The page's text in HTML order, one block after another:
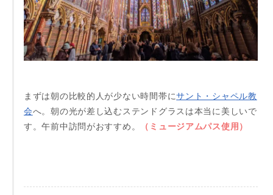
まずは朝の比較的人が少ない時間帯にサント・シャペル教
会へ。朝の光が差し込むステンドグラスは本当に美しいで
す。午前中訪問がおすすめ。
（ミュージアムパス使用）